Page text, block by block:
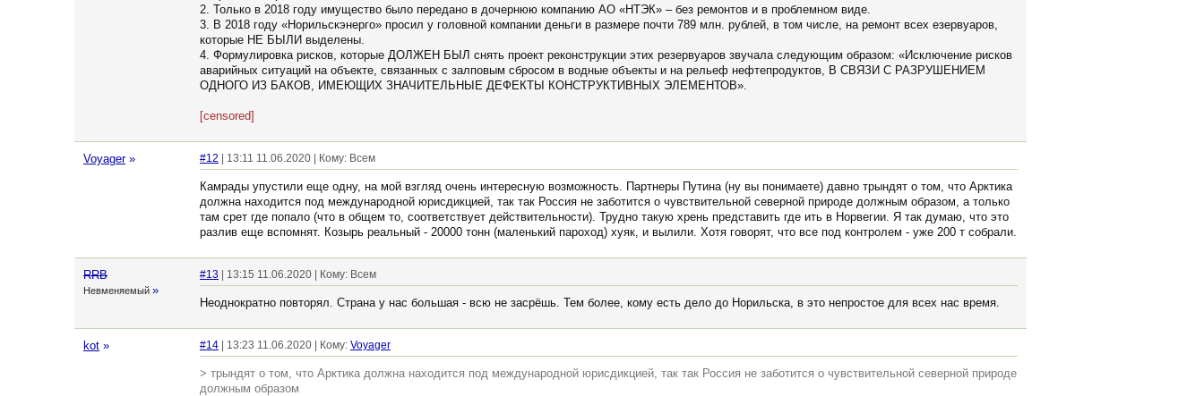
2. Только в 2018 году имущество было передано в дочернюю компанию АО «НТЭК» – без ремонтов и в проблемном виде.
3. В 2018 году «Норильскэнерго» просил у головной компании деньги в размере почти 789 млн. рублей, в том числе, на ремонт всех езервуаров,
которые НЕ БЫЛИ выделены.
4. Формулировка рисков, которые ДОЛЖЕН БЫЛ снять проект реконструкции этих резервуаров звучала следующим образом: «Исключение рисков
аварийных ситуаций на объекте, связанных с залповым сбросом в водные объекты и на рельеф нефтепродуктов, В СВЯЗИ С РАЗРУШЕНИЕМ
ОДНОГО ИЗ БАКОВ, ИМЕЮЩИХ ЗНАЧИТЕЛЬНЫЕ ДЕФЕКТЫ КОНСТРУКТИВНЫХ ЭЛЕМЕНТОВ».
[censored]
Voyager » #12 | 13:11 11.06.2020 | Кому: Всем
Камрады упустили еще одну, на мой взгляд очень интересную возможность. Партнеры Путина (ну вы понимаете) давно трындят о том, что Арктика
должна находится под международной юрисдикцией, так так Россия не заботится о чувствительной северной природе должным образом, а только
там срет где попало (что в общем то, соответствует действительности). Трудно такую хрень представить где ить в Норвегии. Я так думаю, что это
разлив еще вспомнят. Козырь реальный - 20000 тонн (маленький пароход) хуяк, и вылили. Хотя говорят, что все под контролем - уже 200 т собрали.
RRB
Невменяемый »
#13 | 13:15 11.06.2020 | Кому: Всем
Неоднократно повторял. Страна у нас большая - всю не засрёшь. Тем более, кому есть дело до Норильска, в это непростое для всех нас время.
kot » #14 | 13:23 11.06.2020 | Кому: Voyager
> трындят о том, что Арктика должна находится под международной юрисдикцией, так так Россия не заботится о чувствительной северной природе
должным образом